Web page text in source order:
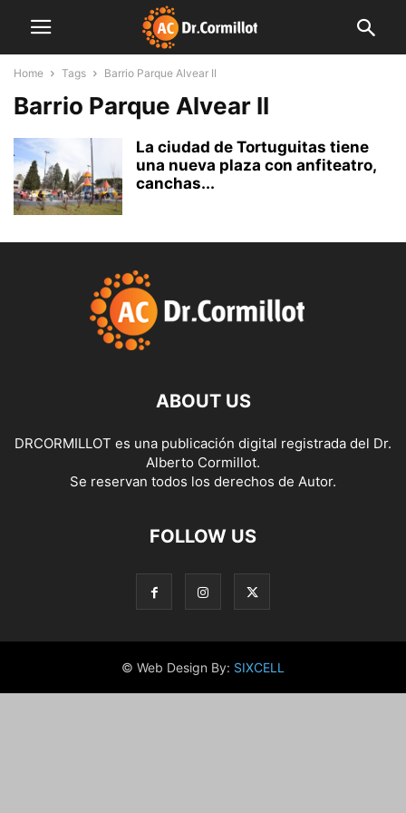
Home Tags Barrio Parque Alvear II
Barrio Parque Alvear II
La ciudad de Tortuguitas tiene
una nueva plaza con anfiteatro,
canchas...
ABOUT US
DRCORMILLOT es una publicación digital registrada del Dr.
Alberto Cormillot.
Se reservan todos los derechos de Autor.
FOLLOW US
© Web Design By: SIXCELL